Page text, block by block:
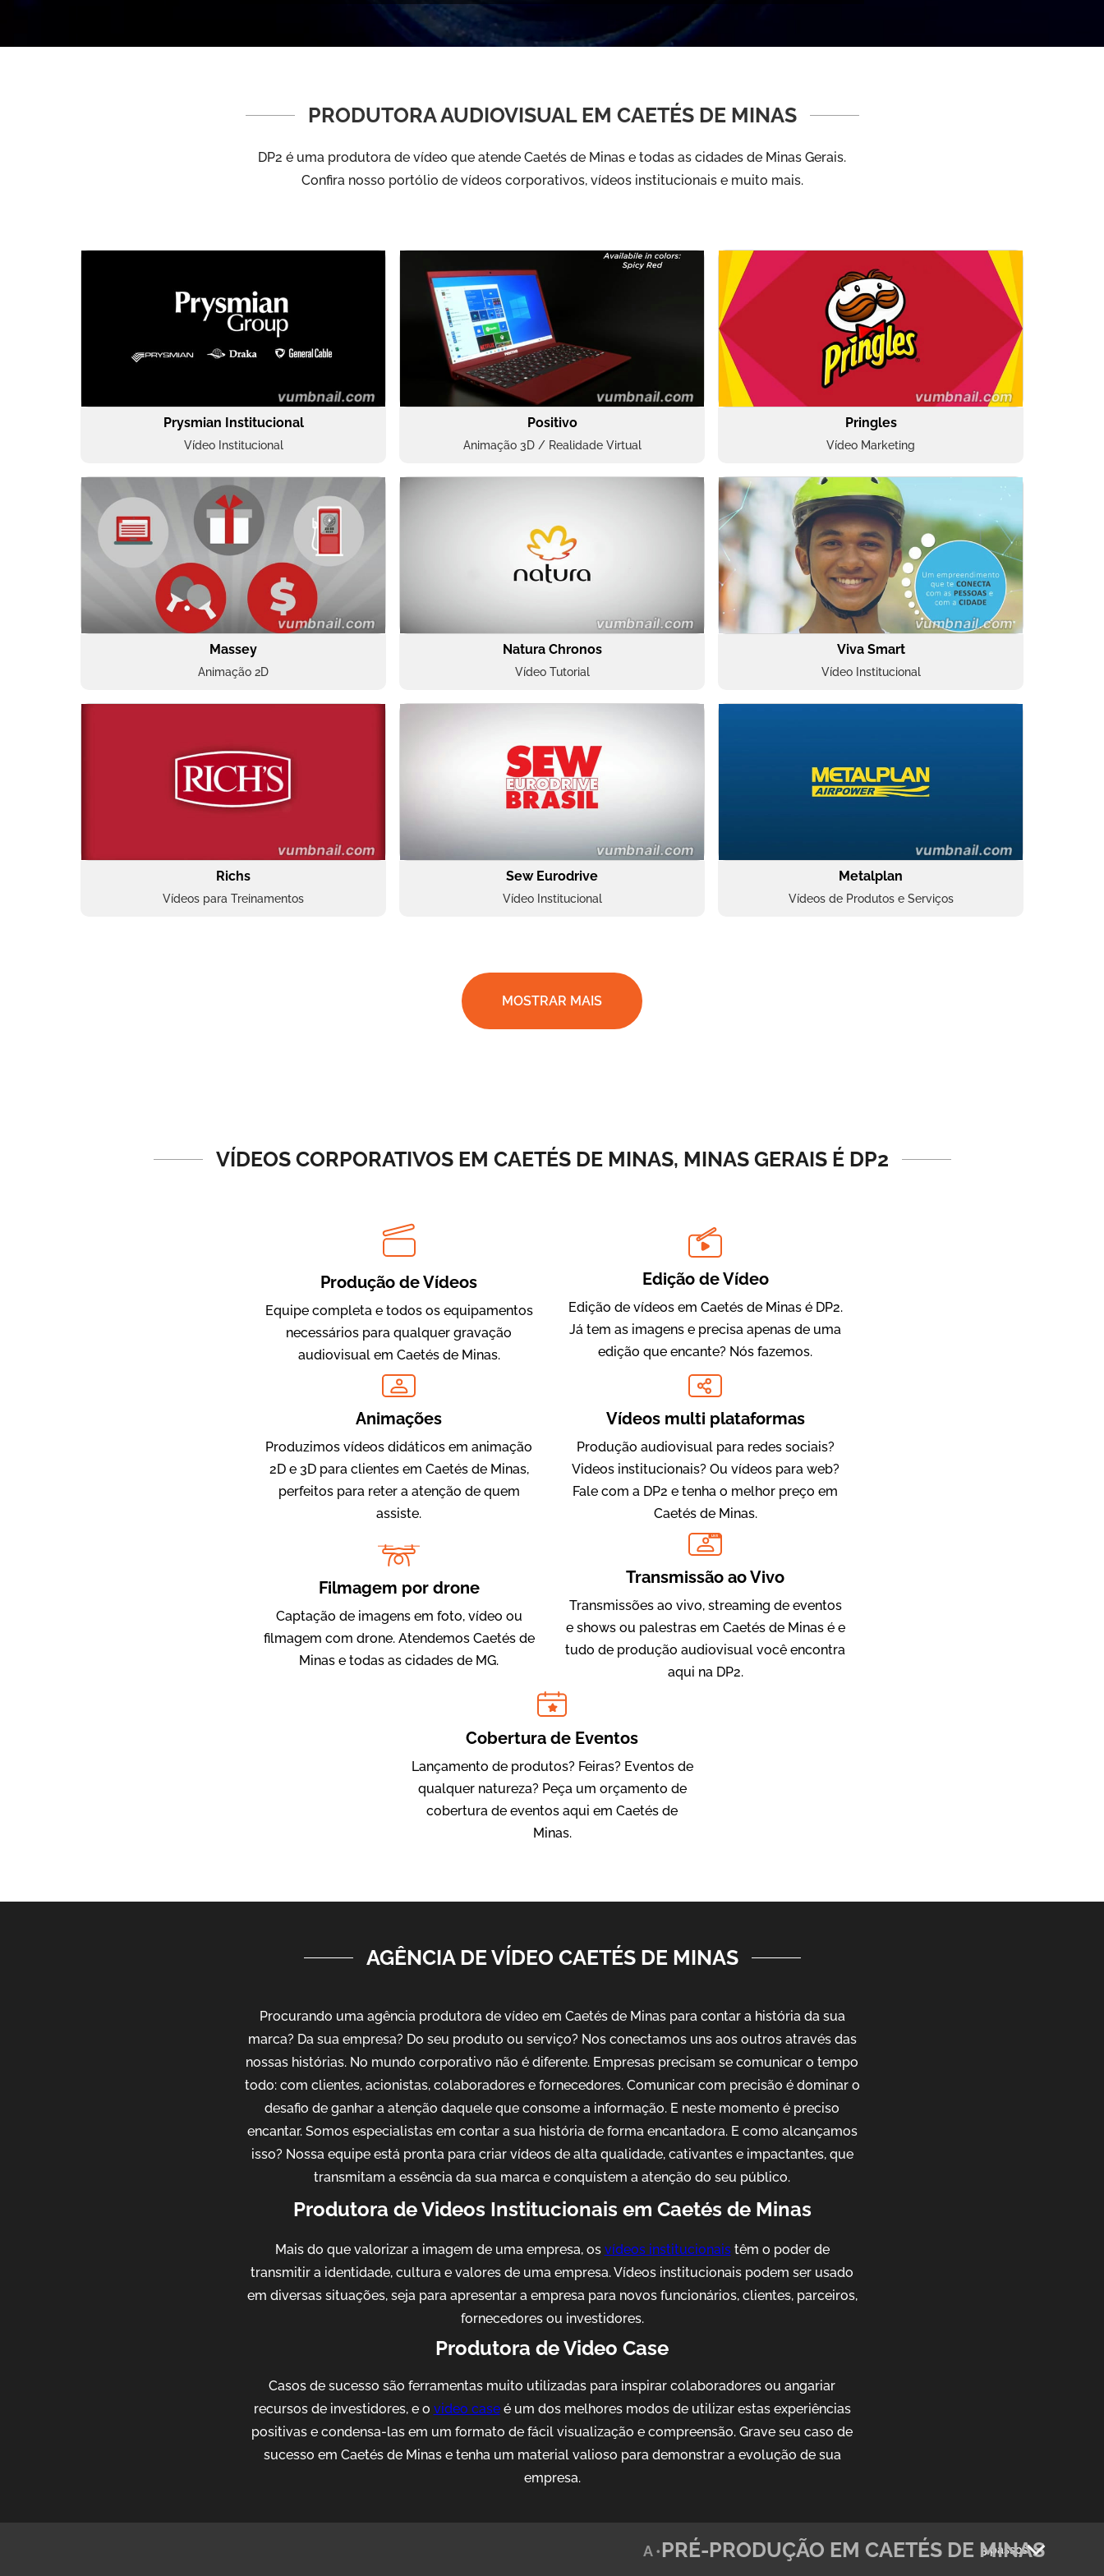
PRODUTORA AUDIOVISUAL EM CAETÉS DE MINAS
DP2 é uma produtora de vídeo que atende Caetés de Minas e todas as cidades de Minas Gerais.
Confira nosso portólio de vídeos corporativos, vídeos institucionais e muito mais.
Prysmian Institucional
Vídeo Institucional
Positivo
Animação 3D / Realidade Virtual
Pringles
Vídeo Marketing
Massey
Animação 2D
Natura Chronos
Vídeo Tutorial
Viva Smart
Vídeo Institucional
Richs
Vídeos para Treinamentos
Sew Eurodrive
Vídeo Institucional
Metalplan
Vídeos de Produtos e Serviços
Evolucional
Vídeos para Treinamentos
Julândia
Animação 2D
MOSTRAR MAIS
VÍDEOS CORPORATIVOS EM CAETÉS DE MINAS, MINAS GERAIS É DP2
Produção de Vídeos
Equipe completa e todos os equipamentos
necessários para qualquer gravação
audiovisual em Caetés de Minas.
Edição de Vídeo
Edição de vídeos em Caetés de Minas é DP2.
Já tem as imagens e precisa apenas de uma
edição que encante? Nós fazemos.
Animações
Produzimos vídeos didáticos em animação
2D e 3D para clientes em Caetés de Minas,
perfeitos para reter a atenção de quem
assiste.
Vídeos multi plataformas
Produção audiovisual para redes sociais?
Videos institucionais? Ou vídeos para web?
Fale com a DP2 e tenha o melhor preço em
Caetés de Minas.
Filmagem por drone
Captação de imagens em foto, vídeo ou
filmagem com drone. Atendemos Caetés de
Minas e todas as cidades de MG.
LIVE
Transmissão ao Vivo
Transmissões ao vivo, streaming de eventos
e shows ou palestras em Caetés de Minas é e
tudo de produção audiovisual você encontra
aqui na DP2.
Cobertura de Eventos
Lançamento de produtos? Feiras? Eventos de
qualquer natureza? Peça um orçamento de
cobertura de eventos aqui em Caetés de
Minas.
AGÊNCIA DE VÍDEO CAETÉS DE MINAS
Procurando uma agência produtora de vídeo em Caetés de Minas para contar a história da sua
marca? Da sua empresa? Do seu produto ou serviço? Nos conectamos uns aos outros através das
nossas histórias. No mundo corporativo não é diferente. Empresas precisam se comunicar o tempo
todo: com clientes, acionistas, colaboradores e fornecedores. Comunicar com precisão é dominar o
desafio de ganhar a atenção daquele que consome a informação. E neste momento é preciso
encantar. Somos especialistas em contar a sua história de forma encantadora. E como alcançamos
isso? Nossa equipe está pronta para criar vídeos de alta qualidade, cativantes e impactantes, que
transmitam a essência da sua marca e conquistem a atenção do seu público.
Produtora de Videos Institucionais em Caetés de Minas
Mais do que valorizar a imagem de uma empresa, os vídeos institucionaistêm o poder de
transmitir a identidade, cultura e valores de uma empresa. Vídeos institucionais podem ser usado
em diversas situações, seja para apresentar a empresa para novos funcionários, clientes, parceiros,
fornecedores ou investidores.
Produtora de Video Case
Casos de sucesso são ferramentas muito utilizadas para inspirar colaboradores ou angariar
recursos de investidores, e o video caseé um dos melhores modos de utilizar estas experiências
positivas e condensa-las em um formato de fácil visualização e compreensão. Grave seu caso de
sucesso em Caetés de Minas e tenha um material valioso para demonstrar a evolução de sua
empresa.
A •PRÉ-PRODUÇÃO EM CAETÉS DE MINAS
3 passos